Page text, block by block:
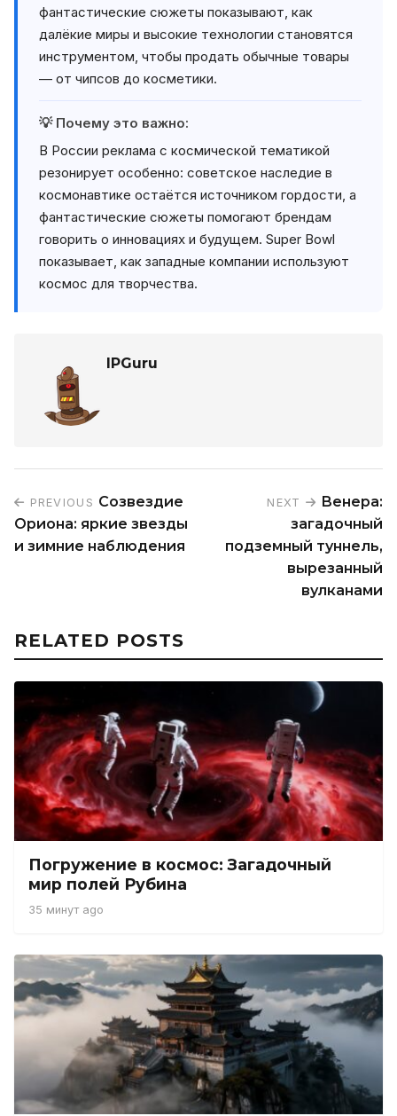
фантастические сюжеты показывают, как
далёкие миры и высокие технологии становятся
инструментом, чтобы продать обычные товары
— от чипсов до косметики.
💡 Почему это важно:
В России реклама с космической тематикой
резонирует особенно: советское наследие в
космонавтике остаётся источником гордости, а
фантастические сюжеты помогают брендам
говорить о инновациях и будущем. Super Bowl
показывает, как западные компании используют
космос для творчества.
IPGuru
PREVIOUS Созвездие
Ориона: яркие звезды
и зимние наблюдения
NEXT
Венера:
загадочный
подземный туннель,
вырезанный
вулканами
RELATED POSTS
Погружение в космос: Загадочный
мир полей Рубина
35 минут ago